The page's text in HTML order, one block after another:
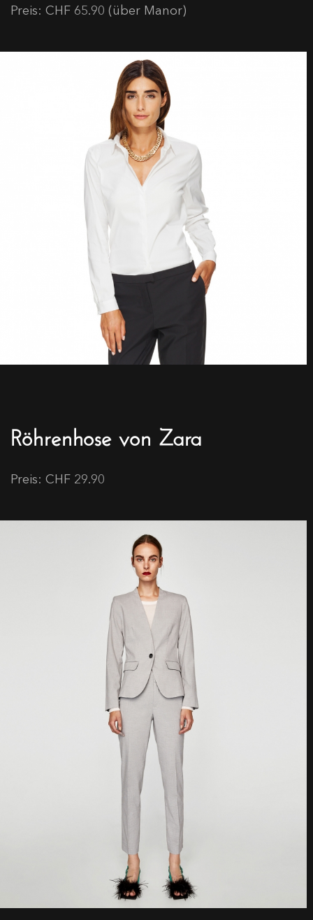
Preis: CHF 65.90 (über Manor)
Röhrenhose von Zara
Preis: CHF 29.90